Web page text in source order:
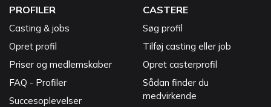
PROFILER
Casting & jobs
Opret profil
Priser og medlemskaber
FAQ - Profiler
Succesoplevelser
CASTERE
Søg profil
Tilføj casting eller job
Opret casterprofil
Sådan finder du
medvirkende